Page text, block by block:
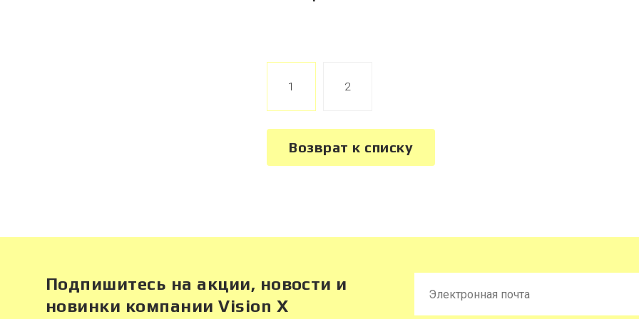
1 2
Возврат к списку
Подпишитесь на акции, новости и
новинки компании Vision X